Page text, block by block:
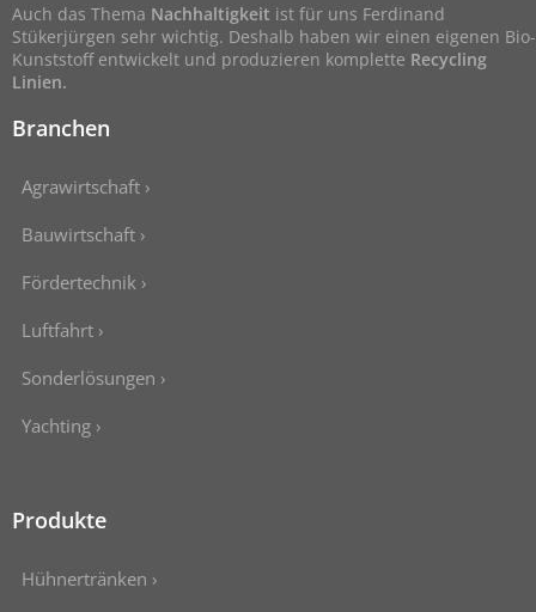
Auch das Thema Nachhaltigkeit ist für uns Ferdinand
Stükerjürgen sehr wichtig. Deshalb haben wir einen eigenen Bio-
Kunststoff entwickelt und produzieren komplette Recycling
Linien.
Branchen
Agrawirtschaft ›
Bauwirtschaft ›
Fördertechnik ›
Luftfahrt ›
Sonderlösungen ›
Yachting ›
Produkte
Hühnertränken ›